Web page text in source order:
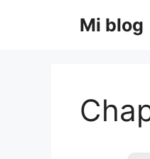
Mi blog